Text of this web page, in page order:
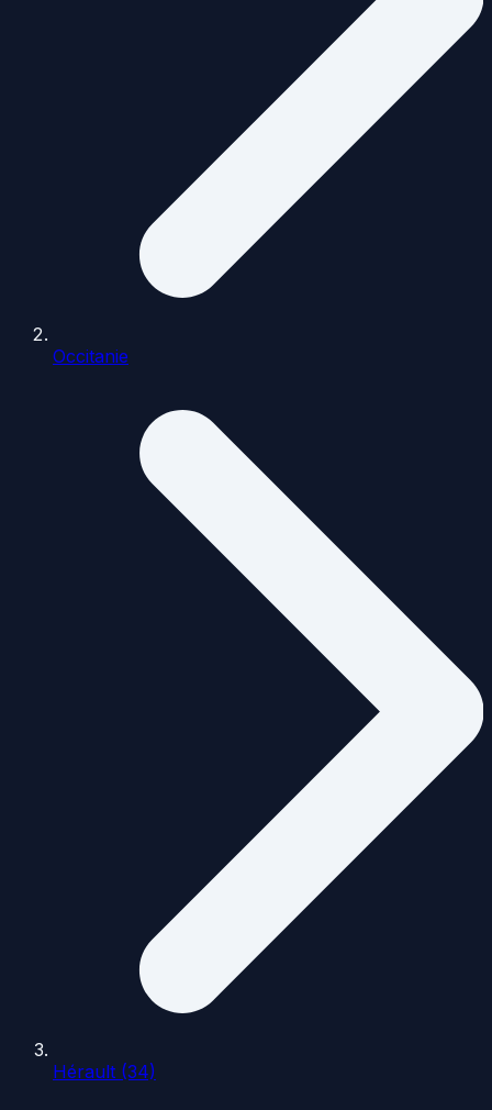
Occitanie
Hérault (34)